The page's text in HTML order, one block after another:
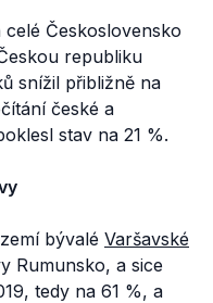
Československo
republiku
snížil přibližně na
české a
stav na 21 %.
bývalé Varšavské
Rumunsko, a sice
tedy na 61 %, a